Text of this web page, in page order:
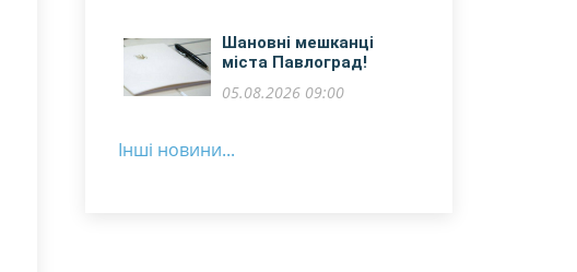
​Шановні мешканці
міста Павлоград!
05.08.2026 09:00
Інші новини...